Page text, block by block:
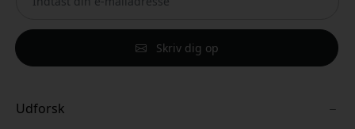
Skriv dig op
Udforsk